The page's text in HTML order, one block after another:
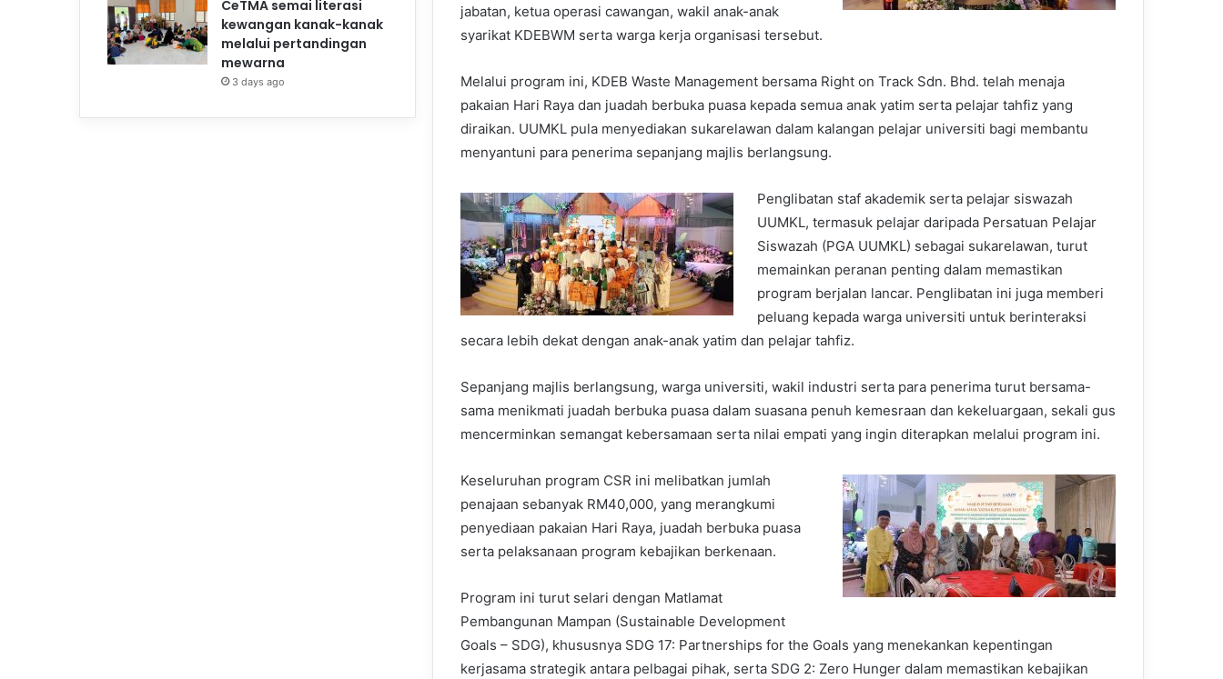
jabatan, ketua operasi cawangan, wakil anak-anak
syarikat KDEBWM serta warga kerja organisasi tersebut.
Melalui program ini, KDEB Waste Management bersama Right on Track Sdn. Bhd. telah menaja
pakaian Hari Raya dan juadah berbuka puasa kepada semua anak yatim serta pelajar tahfiz yang
diraikan. UUMKL pula menyediakan sukarelawan dalam kalangan pelajar universiti bagi membantu
menyantuni para penerima sepanjang majlis berlangsung.
Penglibatan staf akademik serta pelajar siswazah
UUMKL, termasuk pelajar daripada Persatuan Pelajar
Siswazah (PGA UUMKL) sebagai sukarelawan, turut
memainkan peranan penting dalam memastikan
program berjalan lancar. Penglibatan ini juga memberi
peluang kepada warga universiti untuk berinteraksi
secara lebih dekat dengan anak-anak yatim dan pelajar tahfiz.
Sepanjang majlis berlangsung, warga universiti, wakil industri serta para penerima turut bersama-
sama menikmati juadah berbuka puasa dalam suasana penuh kemesraan dan kekeluargaan, sekali gus
mencerminkan semangat kebersamaan serta nilai empati yang ingin diterapkan melalui program ini.
Keseluruhan program CSR ini melibatkan jumlah
penajaan sebanyak RM40,000, yang merangkumi
penyediaan pakaian Hari Raya, juadah berbuka puasa
serta pelaksanaan program kebajikan berkenaan.
Program ini turut selari dengan Matlamat
Pembangunan Mampan (Sustainable Development
Goals – SDG), khususnya SDG 17: Partnerships for the Goals yang menekankan kepentingan
kerjasama strategik antara pelbagai pihak, serta SDG 2: Zero Hunger dalam memastikan kebajikan
CeTMA semai literasi
kewangan kanak-kanak
melalui pertandingan
mewarna
3 days ago